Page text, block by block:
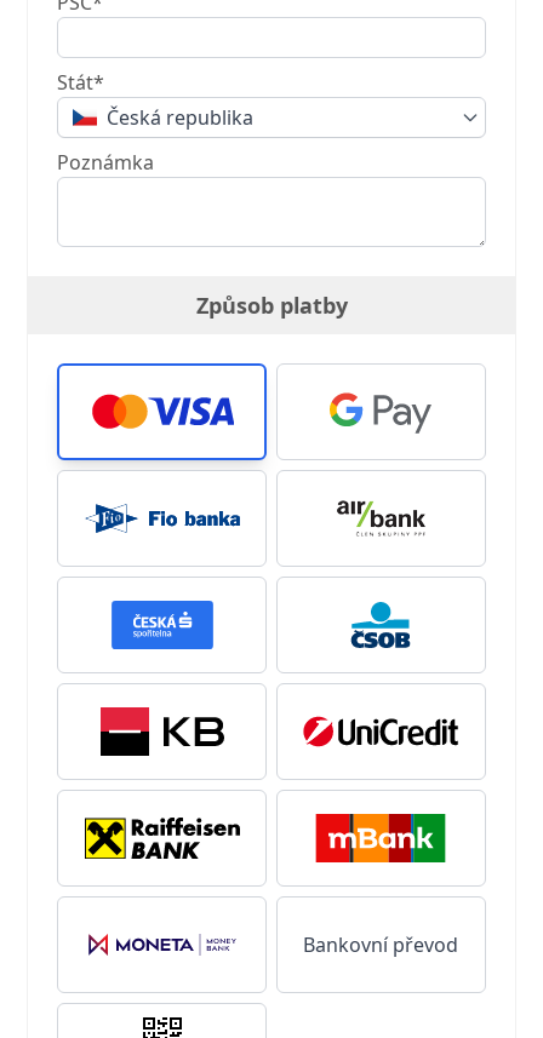
Stát*
Česká republika
Poznámka
Způsob platby
Bankovní převod